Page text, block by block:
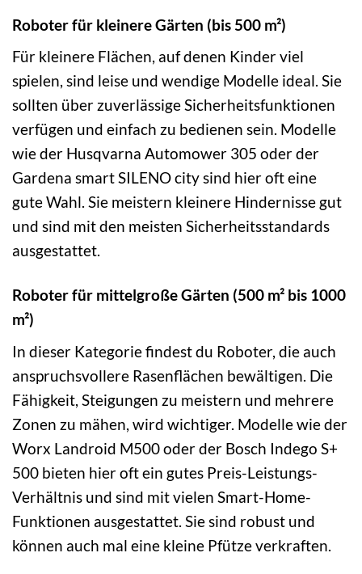
Roboter für kleinere Gärten (bis 500 m²)
Für kleinere Flächen, auf denen Kinder viel
spielen, sind leise und wendige Modelle ideal. Sie
sollten über zuverlässige Sicherheitsfunktionen
verfügen und einfach zu bedienen sein. Modelle
wie der Husqvarna Automower 305 oder der
Gardena smart SILENO city sind hier oft eine
gute Wahl. Sie meistern kleinere Hindernisse gut
und sind mit den meisten Sicherheitsstandards
ausgestattet.
Roboter für mittelgroße Gärten (500 m² bis 1000
m²)
In dieser Kategorie findest du Roboter, die auch
anspruchsvollere Rasenflächen bewältigen. Die
Fähigkeit, Steigungen zu meistern und mehrere
Zonen zu mähen, wird wichtiger. Modelle wie der
Worx Landroid M500 oder der Bosch Indego S+
500 bieten hier oft ein gutes Preis-Leistungs-
Verhältnis und sind mit vielen Smart-Home-
Funktionen ausgestattet. Sie sind robust und
können auch mal eine kleine Pfütze verkraften.